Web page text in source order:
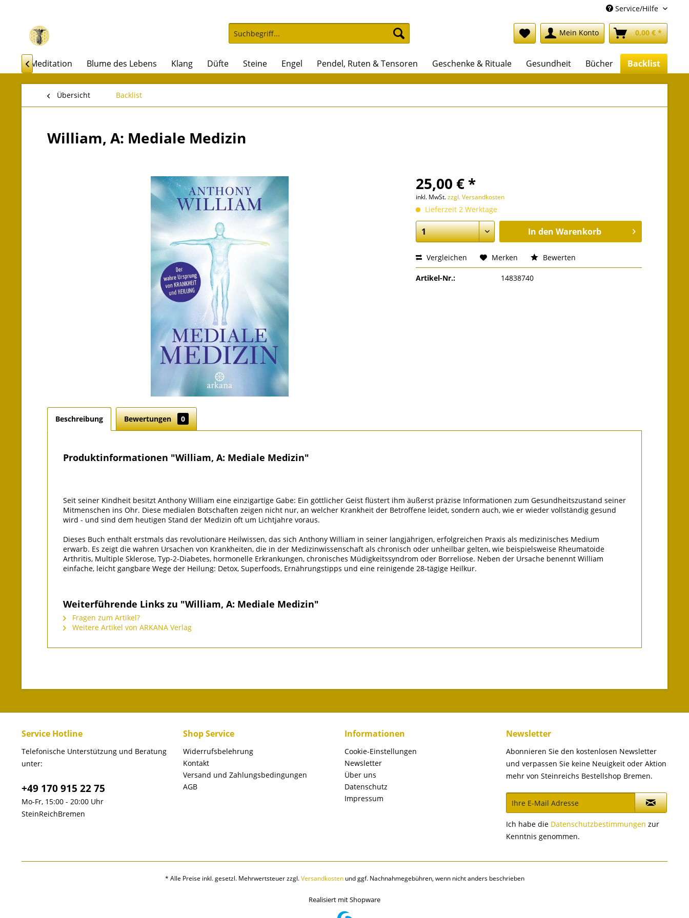
Service/Hilfe
Mein Konto 0,00 € *
Meditation Blume des Lebens Klang Düfte Steine Engel Pendel, Ruten & Tensoren Geschenke & Rituale Gesundheit Bücher Backlist

Übersicht Backlist
William, A: Mediale Medizin
25,00 € *
inkl. MwSt.zzgl. Versandkosten
Lieferzeit 2 Werktage
In den Warenkorb
Vergleichen Merken Bewerten
Artikel-Nr.: 14838740
Beschreibung Bewertungen 0
Produktinformationen "William, A: Mediale Medizin"
Seit seiner Kindheit besitzt Anthony William eine einzigartige Gabe: Ein göttlicher Geist flüstert ihm äußerst präzise Informationen zum Gesundheitszustand seiner
Mitmenschen ins Ohr. Diese medialen Botschaften zeigen nicht nur, an welcher Krankheit der Betroffene leidet, sondern auch, wie er wieder vollständig gesund
wird - und sind dem heutigen Stand der Medizin oft um Lichtjahre voraus.
Dieses Buch enthält erstmals das revolutionäre Heilwissen, das sich Anthony William in seiner langjährigen, erfolgreichen Praxis als medizinisches Medium
erwarb. Es zeigt die wahren Ursachen von Krankheiten, die in der Medizinwissenschaft als chronisch oder unheilbar gelten, wie beispielsweise Rheumatoide
Arthritis, Multiple Sklerose, Typ-2-Diabetes, hormonelle Erkrankungen, chronisches Müdigkeitssyndrom oder Borreliose. Neben der Ursache benennt William
einfache, leicht gangbare Wege der Heilung: Detox, Superfoods, Ernährungstipps und eine reinigende 28-tägige Heilkur.
Weiterführende Links zu "William, A: Mediale Medizin"
Fragen zum Artikel?
Weitere Artikel von ARKANA Verlag
Service Hotline
Telefonische Unterstützung und Beratung
unter:
+49 170 915 22 75
Mo-Fr, 15:00 - 20:00 Uhr
SteinReichBremen
Shop Service
Widerrufsbelehrung
Kontakt
Versand und Zahlungsbedingungen
AGB
Informationen
Cookie-Einstellungen
Newsletter
Über uns
Datenschutz
Impressum
Newsletter
Abonnieren Sie den kostenlosen Newsletter
und verpassen Sie keine Neuigkeit oder Aktion
mehr von Steinreichs Bestellshop Bremen.
Ich habe die Datenschutzbestimmungen zur
Kenntnis genommen.
* Alle Preise inkl. gesetzl. Mehrwertsteuer zzgl.Versandkostenund ggf. Nachnahmegebühren, wenn nicht anders beschrieben
Realisiert mit Shopware